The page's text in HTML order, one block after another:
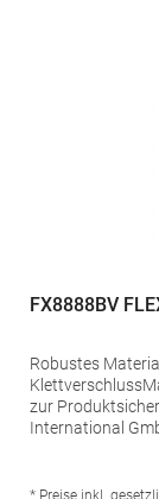
FX8888BV
Robustes
zur
International
* Preise inkl.